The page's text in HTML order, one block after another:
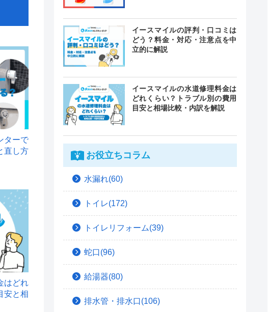
ターで
直し方
はどれ
安と相
イースマイルの評判・口コミは
どう？料金・対応・注意点を中
立的に解説
イースマイルの水道修理料金は
どれくらい？トラブル別の費用
目安と相場比較・内訳を解説
お役立ちコラム
水漏れ(60)
トイレ(172)
トイレリフォーム(39)
蛇口(96)
給湯器(80)
排水管・排水口(106)